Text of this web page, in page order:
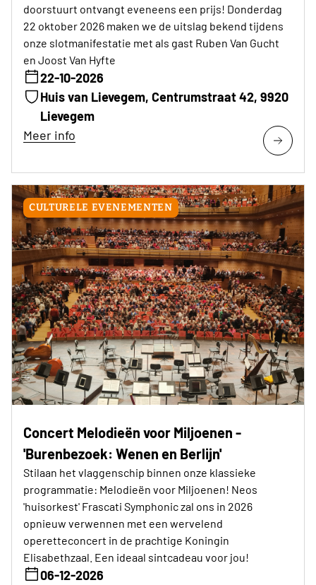
doorstuurt ontvangt eveneens een prijs! Donderdag
22 oktober 2026 maken we de uitslag bekend tijdens
onze slotmanifestatie met als gast Ruben Van Gucht
en Joost Van Hyfte
22-10-2026
Huis van Lievegem, Centrumstraat 42, 9920
Lievegem
Meer info
CULTURELE EVENEMENTEN
Concert Melodieën voor Miljoenen -
'Burenbezoek: Wenen en Berlijn'
Stilaan het vlaggenschip binnen onze klassieke
programmatie: Melodieën voor Miljoenen! Neos
'huisorkest' Frascati Symphonic zal ons in 2026
opnieuw verwennen met een wervelend
operetteconcert in de prachtige Koningin
Elisabethzaal. Een ideaal sintcadeau voor jou!
06-12-2026